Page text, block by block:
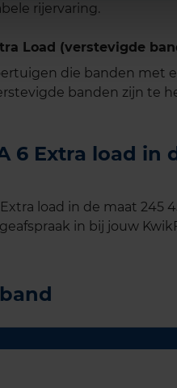
rijervaring.
Load (verstevigde
die banden met
banden zijn te
6 Extra load in
load in de maat 245
in bij jouw